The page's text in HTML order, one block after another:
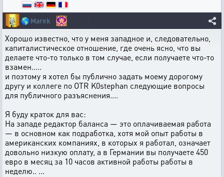
🌎Marek
Хорошо известно, что у меня западное и, следовательно,
капиталистическое отношение, где очень ясно, что вы
делаете что-то только в том случае, если получаете что-то
взамен.....
и поэтому я хотел бы публично задать моему дорогому
другу и коллеге по OTR K0stephan следующие вопросы
для публичного разъяснения....
Я буду краток для вас:
На западе редактор баланса — это оплачиваемая работа
— в основном как подработка, хотя мой опыт работы в
американских компаниях, в которых я работал, означает
довольно низкую оплату, а в Германии вы получаете 450
евро в месяц за 10 часов активной работы работы в
неделю.. ...